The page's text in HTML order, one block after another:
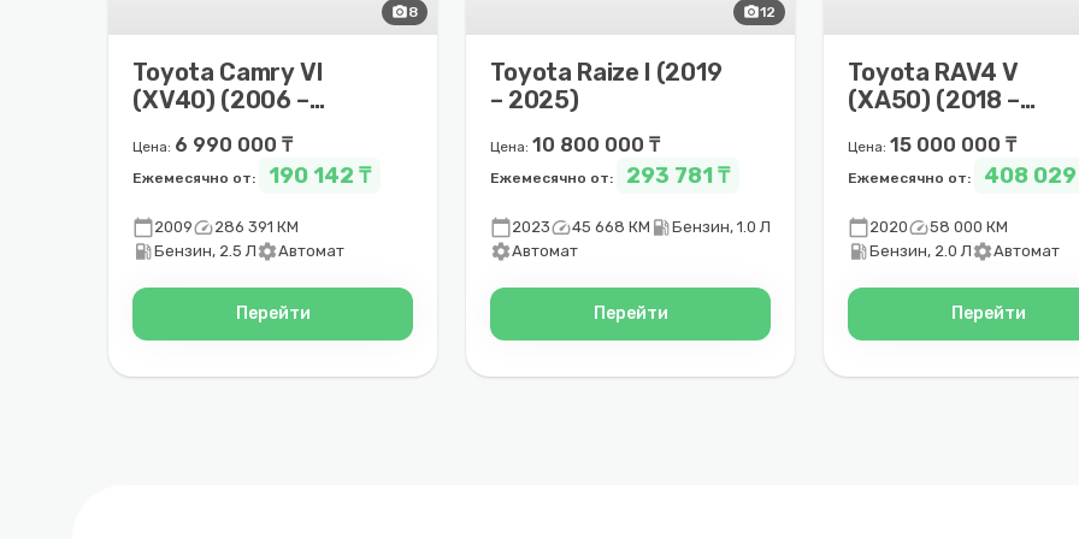
photo_camera8
Toyota Camry VI
(XV40) (2006 –
Цена: 6 990 000 ₸
Ежемесячно от: 190 142 ₸
calendar_today2009speed286 391 КМ
local_gas_stationБензин, 2.5 Л settingsАвтомат
Перейти
photo_camera12
Toyota Raize I (2019
– 2025)
Цена: 10 800 000 ₸
Ежемесячно от: 293 781 ₸
calendar_today2023speed45 668 КМ local_gas_stationБензин, 1.0 Л
settingsАвтомат
Перейти
Toyota RAV4 V
(XA50) (2018 –
Цена: 15 000 000 ₸
Ежемесячно от: 408 029
calendar_today2020speed58 000 КМ
local_gas_stationБензин, 2.0 Л settingsАвтомат
Перейти